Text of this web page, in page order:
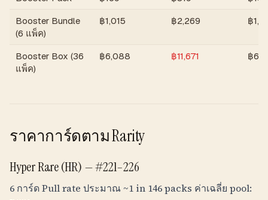
Booster Bundle
(6 แพ็ค)
฿1,015 ฿2,269 ฿
Booster Box (36
แพ็ค)
฿6,088 ฿11,671 ฿
ราคาการ์ดตาม Rarity
Hyper Rare (HR) —#221–226
6 การ์ด Pull rate ประมาณ ~1 in 146 packs ค่าเฉลี่ย pool: